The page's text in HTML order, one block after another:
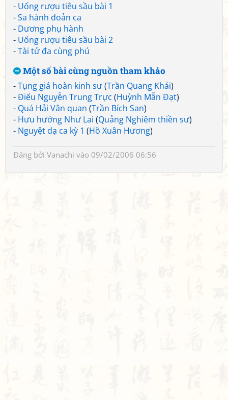
- Uống rượu tiêu sầu bài 1
-Sa hành đoản ca
- Dương phụ hành
- Uống rượu tiêu sầu bài 2
-Tài tử đa cùng phú
Một số bài cùng nguồn tham khảo
-Tụng giá hoàn kinh sư(Trần Quang Khải)
-Điếu Nguyễn Trung Trực (Huỳnh Mẫn Đạt)
- Quá Hải Vân quan (Trần Bích San)
- Hưu hướng Như Lai (Quảng Nghiêm thiền sư)
- Nguyệt dạ ca kỳ 1 (Hồ Xuân Hương)
Đăng bởi Vanachi vào 09/02/2006 06:56